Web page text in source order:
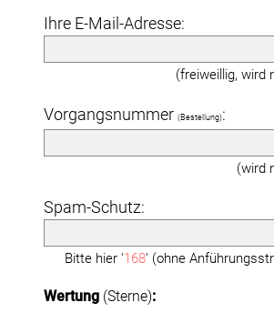
Ihre E-Mail-Adresse:
(freiweillig, wird
Vorgangsnummer (Bestellung):
(wird
Spam-Schutz:
Bitte hier '168' (ohne
Wertung (Sterne):